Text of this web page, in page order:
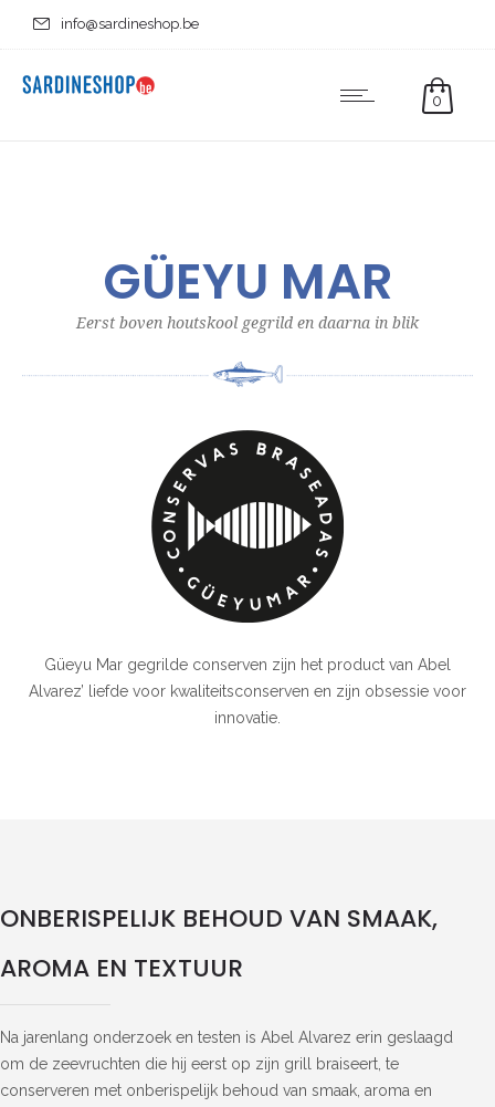
info@sardineshop.be
0
GÜEYU MAR
Eerst boven houtskool gegrild en daarna in blik
Güeyu Mar gegrilde conserven zijn het product van Abel
Alvarez’ liefde voor kwaliteitsconserven en zijn obsessie voor
innovatie.
ONBERISPELIJK BEHOUD VAN SMAAK,
AROMA EN TEXTUUR
Na jarenlang onderzoek en testen is Abel Alvarez erin geslaagd
om de zeevruchten die hij eerst op zijn grill braiseert, te
conserveren met onberispelijk behoud van smaak, aroma en